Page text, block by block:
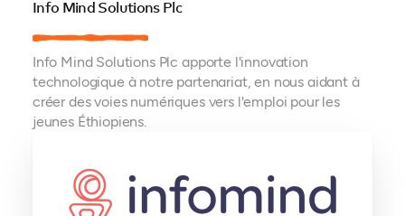
Info Mind Solutions Plc
Info Mind Solutions Plc apporte l'innovation
technologique à notre partenariat, en nous aidant à
créer des voies numériques vers l'emploi pour les
jeunes Éthiopiens.